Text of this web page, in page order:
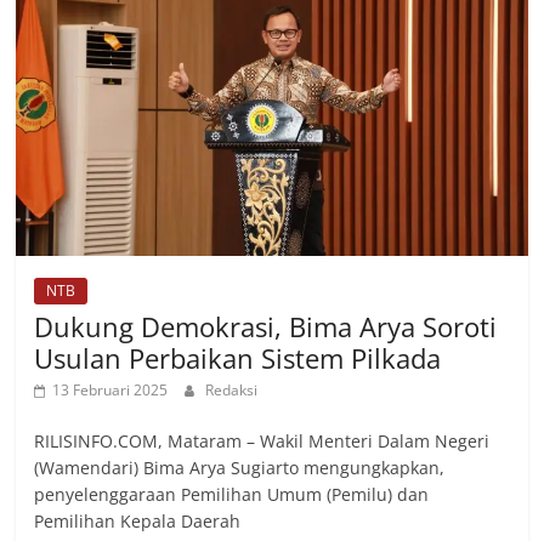
NTB
Dukung Demokrasi, Bima Arya Soroti
Usulan Perbaikan Sistem Pilkada
13 Februari 2025 Redaksi
RILISINFO.COM, Mataram – Wakil Menteri Dalam Negeri
(Wamendari) Bima Arya Sugiarto mengungkapkan,
penyelenggaraan Pemilihan Umum (Pemilu) dan
Pemilihan Kepala Daerah